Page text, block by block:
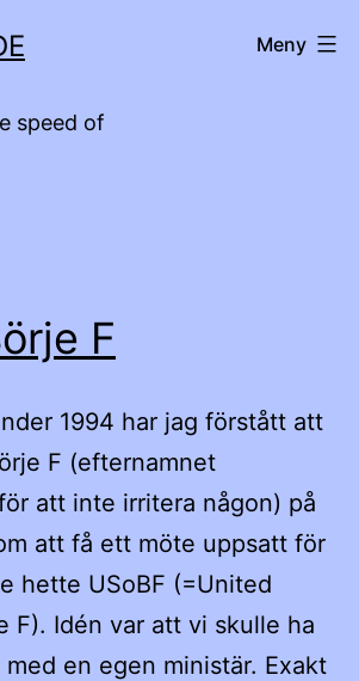
speed of
Meny
F
1994 har jag förstått att
F (efternamnet
att inte irritera någon) på
att få ett möte uppsatt för
hette USoBF (=United
F). Idén var att vi skulle ha
en egen ministär. Exakt